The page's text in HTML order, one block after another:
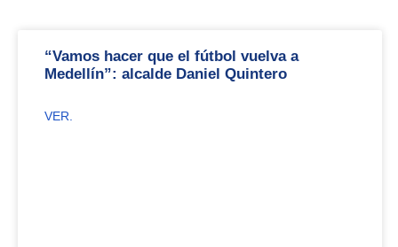
“Vamos hacer que el fútbol vuelva a
Medellín”: alcalde Daniel Quintero
VER.